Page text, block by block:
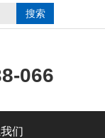
066
们